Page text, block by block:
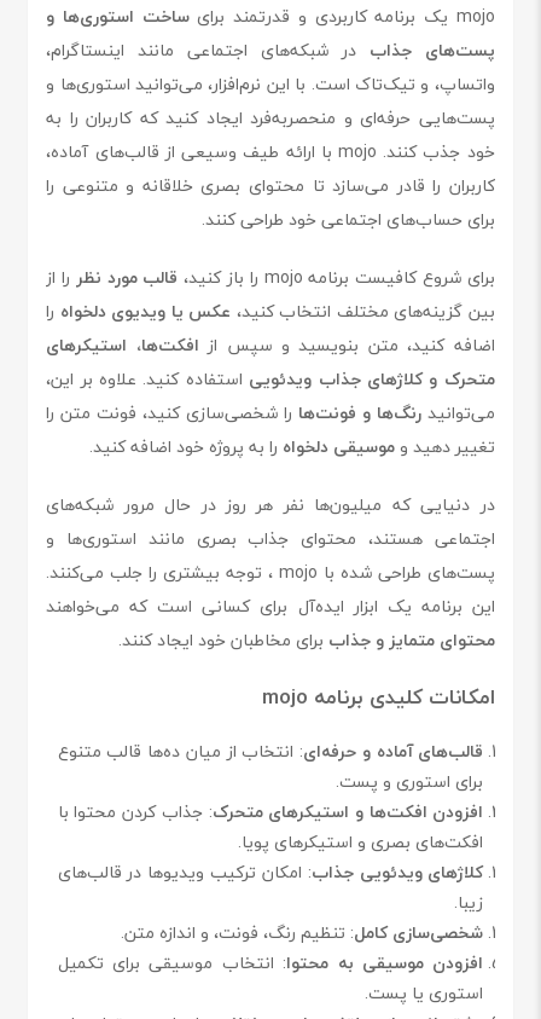
mojo یک برنامه کاربردی و قدرتمند برای
ساخت استوری‌ها و
پست‌های جذاب در شبکه‌های اجتماعی مانند اینستاگرام،
واتساپ، و تیک‌تاک است. با این نرم‌افزار، می‌توانید استوری‌ها و
پست‌هایی حرفه‌ای و منحصر‌به‌فرد ایجاد کنید که کاربران را به
خود جذب کنند. mojo با ارائه طیف وسیعی از قالب‌های آماده،
کاربران را قادر می‌سازد تا محتوای بصری خلاقانه و متنوعی را
برای حساب‌های اجتماعی خود طراحی کنند.
برای شروع کافیست برنامه mojo را باز کنید،
قالب مورد نظر را از
بین گزینه‌های مختلف انتخاب کنید، عکس یا ویدیوی دلخواه را
اضافه کنید، متن بنویسید و سپس از افکت‌ها، استیکرهای
متحرک و کلاژهای جذاب ویدئویی استفاده کنید. علاوه بر این،
می‌توانیدرنگ‌ها و فونت‌ها را شخصی‌سازی کنید، فونت متن را
تغییر دهید وموسیقی دلخواه را به پروژه خود اضافه کنید.
در دنیایی که میلیون‌ها نفر هر روز در حال مرور شبکه‌های
اجتماعی هستند، محتوای جذاب بصری مانند استوری‌ها و
پست‌های طراحی شده با mojo ، توجه بیشتری را جلب می‌کنند.
این برنامه یک ابزار ایده‌آل برای کسانی است که می‌خواهند
محتوای متمایز و جذاب برای مخاطبان خود ایجاد کنند.
امکانات کلیدی برنامه mojo
قالب‌های آماده و حرفه‌ای: انتخاب از میان ده‌ها قالب متنوع
برای استوری و پست.
افزودن افکت‌ها و استیکرهای متحرک: جذاب کردن محتوا با
افکت‌های بصری و استیکرهای پویا.
کلاژهای ویدئویی جذاب: امکان ترکیب ویدیوها در قالب‌های
زیبا.
شخصی‌سازی کامل: تنظیم رنگ، فونت، و اندازه متن.
افزودن موسیقی به محتوا: انتخاب موسیقی برای تکمیل
استوری یا پست.